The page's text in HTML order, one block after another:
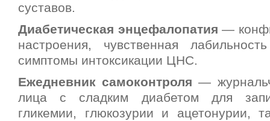
суставов.
Диабетическая энцефалопатия —
настроения, чувственная
симптомы интоксикации ЦНС.
Ежедневник самоконтроля —
лица с сладким диабетом для
гликемии, глюкозурии и ацетонурии,